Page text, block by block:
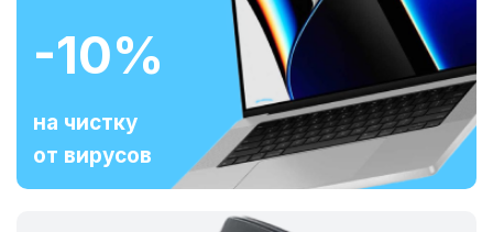
-10%
на чистку
от вирусов